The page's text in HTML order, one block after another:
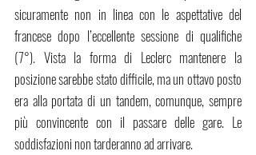
sicuramente non in linea con le aspettative del
francese dopo l’eccellente sessione di qualifiche
(7°). Vista la forma di Leclerc mantenere la
posizione sarebbe stato difficile, ma un ottavo posto
era alla portata di un tandem, comunque, sempre
più convincente con il passare delle gare. Le
soddisfazioni non tarderanno ad arrivare.